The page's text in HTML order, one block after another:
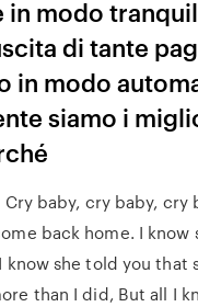
in modo
di tante
in modo
siamo i
Cry baby, cry baby, cry
back home. I know
know she told you that
than I did, But all I